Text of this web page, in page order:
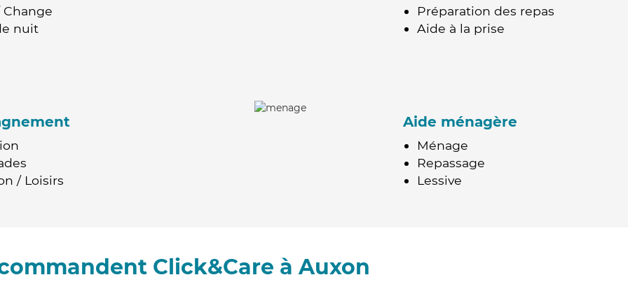
nuit
Préparation des repas
Aide à la prise
/ Loisirs
Aide ménagère
Ménage
Repassage
Lessive
Click&Care à Auxon